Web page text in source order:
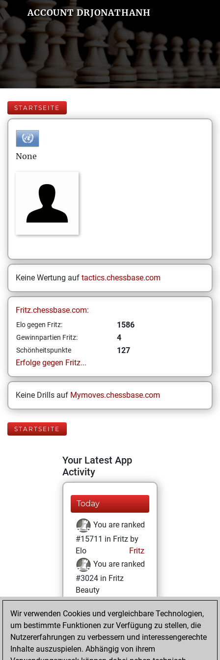
ACCOUNT DRJONATHANH
STARTSEITE
None
Keine Wertung auf tactics.chessbase.com
Fritz.chessbase.com:
Elo gegen Fritz: 1586
Gewinnpartien Fritz: 4
Schönheitspunkte
127
Erfolge gegen Fritz...
Keine Drills auf Mymoves.chessbase.com
STARTSEITE
Your Latest App
Activity
Today
You are ranked
#15711 in Fritz by
Elo
Fritz
You are ranked
#3024 in Fritz
Beauty
Samstag,
Dezember 5, 2020
You won
against Fritz
Fritz
Wir verwenden Cookies und vergleichbare Technologien,
um bestimmte Funktionen zur Verfügung zu stellen, die
Nutzererfahrungen zu verbessern und interessengerechte
Inhalte auszuspielen. Abhängig von ihrem